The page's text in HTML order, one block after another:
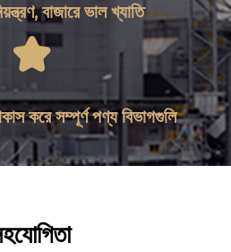
বাজারে ভাল খ্যাতি

করে সম্পূর্ণ পণ্য বিভাগগুলি